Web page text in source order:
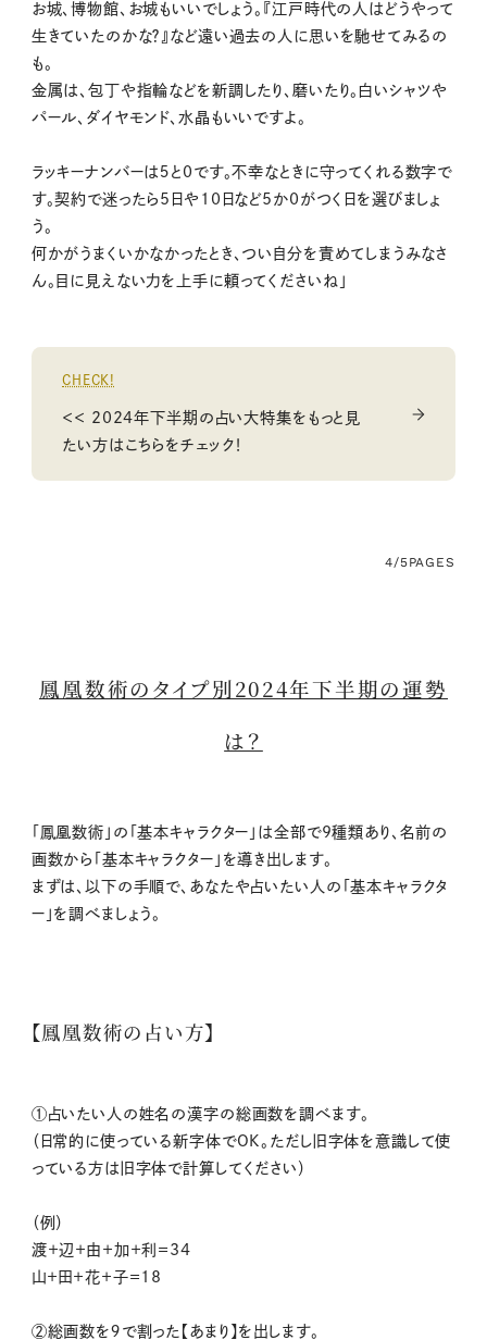
お城、博物館、お城もいいでしょう。『江戸時代の人はどうやって
生きていたのかな？』など遠い過去の人に思いを馳せてみるの
も。
金属は、包丁や指輪などを新調したり、磨いたり。白いシャツや
パール、ダイヤモンド、水晶もいいですよ。
ラッキーナンバーは５と0です。不幸なときに守ってくれる数字で
す。契約で迷ったら5日や10日など5か0がつく日を選びましょ
う。
何かがうまくいかなかったとき、つい自分を責めてしまうみなさ
ん。目に見えない力を上手に頼ってくださいね」
CHECK!
＜＜ 2024年下半期の占い大特集をもっと見
たい方はこちらをチェック！
4/5PAGES
鳳凰数術のタイプ別2024年下半期の運勢
は？
「鳳凰数術」の「基本キャラクター」は全部で9種類あり、名前の
画数から「基本キャラクター」を導き出します。
まずは、以下の手順で、あなたや占いたい人の「基本キャラクタ
ー」を調べましょう。
【鳳凰数術の占い方】
①占いたい人の姓名の漢字の総画数を調べます。
（日常的に使っている新字体でOK。ただし旧字体を意識して使
っている方は旧字体で計算してください）
（例）
渡＋辺＋由＋加＋利＝34
山＋田＋花＋子＝18
②総画数を９で割った【あまり】を出します。